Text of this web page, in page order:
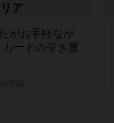
ア
がお手軽なが
ードの引き運